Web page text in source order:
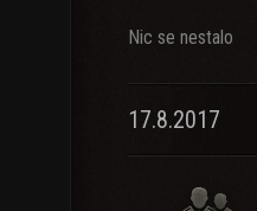
Nic se nestalo
17.8.2017